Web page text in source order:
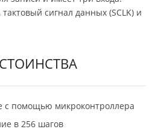
сигнал данных (SCLK) и
с помощью микроконтроллера
в 256 шагов